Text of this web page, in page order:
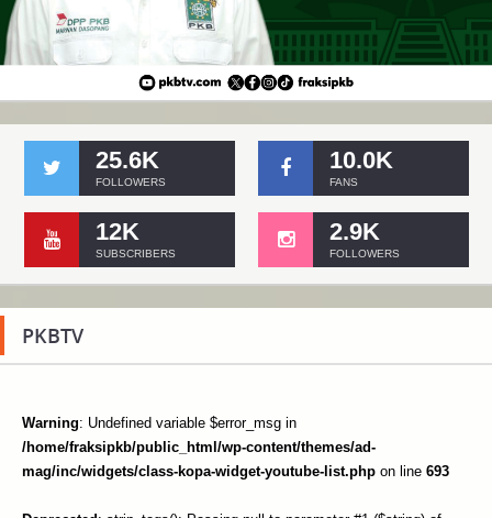
25.6K
FOLLOWERS
10.0K
FANS
12K
SUBSCRIBERS
2.9K
FOLLOWERS
PKBTV
Warning: Undefined variable $error_msg in
/home/fraksipkb/public_html/wp-content/themes/ad-
mag/inc/widgets/class-kopa-widget-youtube-list.php on line 693